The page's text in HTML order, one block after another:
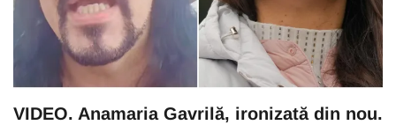
VIDEO. Anamaria Gavrilă, ironizată din nou.